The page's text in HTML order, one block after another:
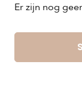
Er zijn nog